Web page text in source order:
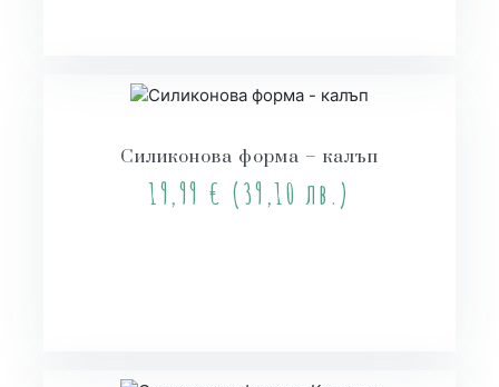
Силиконова форма – калъп
19,99 € (39,10 лв.)